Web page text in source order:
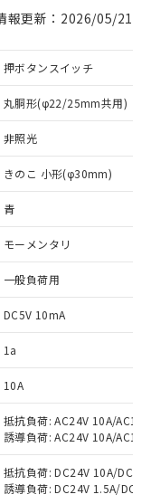
報更新：2026/05/21
押ボタンスイッチ
丸胴形(φ22/25mm共用)
非照光
きのこ 小形(φ30mm)
青
モーメンタリ
一般負荷用
DC5V 10mA
1a
10A
抵抗負荷: AC24V 10A/
誘導負荷: AC24V 10A/
抵抗負荷: DC24V 10A/
誘導負荷: DC24V 1.5A/
物質）の
能な商品で
質）の非含
予定のある
10物質）の